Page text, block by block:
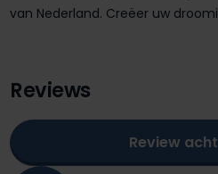
van Nederland. Creëer uw
Reviews
Review